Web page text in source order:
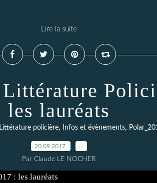
Lire la suite
les lauréats
policière, Infos et évènements,
20.09.2017
Par Claude LE NOCHER